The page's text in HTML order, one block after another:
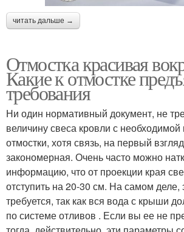
читать дальше →
Отмостка красивая
Какие к отмостке
требования
Ни один нормативный документ, не
величину свеса кровли с
отмостки, хотя связь, на первый
закономерная. Очень часто можно
информацию, что от проекции края
отступить на 20-30 см. На самом деле,
требуется, так как вся вода с крыши
по системе отливов . Если вы ее не